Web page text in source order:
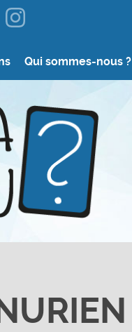
Qui sommes-nous ?